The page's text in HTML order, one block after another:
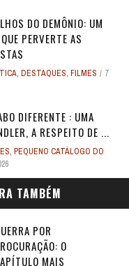
TAMBÉM
POR
O
MAIS
DO DEMÔNIO: UM
PERVERTE AS
, DESTAQUES, FILMES
7
DIFERENTE : UMA
A RESPEITO DE ...
, PEQUENO CATÁLOGO DO
SINGULAR
DOS ANOS 1990, QUE SE
,PEQUENO CATÁLOGO DO